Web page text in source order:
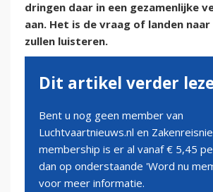
dringen daar in een gezamenlijke
aan. Het is de vraag of landen
zullen luisteren.
Dit artikel verder
Bent u nog geen member van
Luchtvaartnieuws.nl en
membership is er al vanaf € 5,45
dan op onderstaande 'Word nu
voor meer informatie.